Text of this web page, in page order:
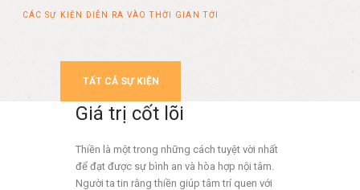
CÁC SỰ KIỆN DIỄN RA VÀO THỜI GIAN TỚI
TẤT CẢ SỰ KIỆN
Giá trị cốt lõi
Thiền là một trong những cách tuyệt vời nhất
để đạt được sự bình an và hòa hợp nội tâm.
Người ta tin rằng thiền giúp tâm trí quen với